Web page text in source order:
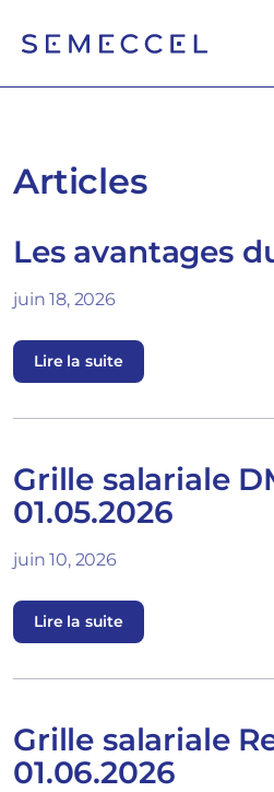
Articles
Les avantages
juin 18, 2026
Lire la suite
Grille salariale
01.05.2026
juin 10, 2026
Lire la suite
Grille salariale
01.06.2026